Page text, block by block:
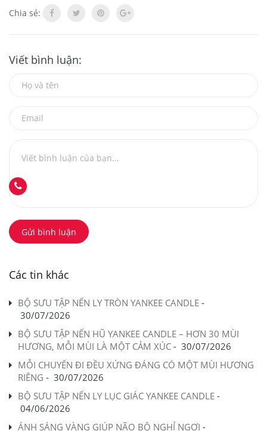
Chia sẻ:
Viết bình luận:
Gửi bình luận
Các tin khác
BỘ SƯU TẬP NẾN LY TRÒN YANKEE CANDLE -
30/07/2026
BỘ SƯU TẬP NẾN HŨ YANKEE CANDLE – HƠN 30 MÙI
HƯƠNG, MỖI MÙI LÀ MỘT CẢM XÚC - 30/07/2026
MỖI CHUYẾN ĐI ĐỀU XỨNG ĐÁNG CÓ MỘT MÙI HƯƠNG
RIÊNG - 30/07/2026
BỘ SƯU TẬP NẾN LY LỤC GIÁC YANKEE CANDLE -
04/06/2026
ÁNH SÁNG VÀNG GIÚP NÃO BỘ NGHỈ NGƠI -